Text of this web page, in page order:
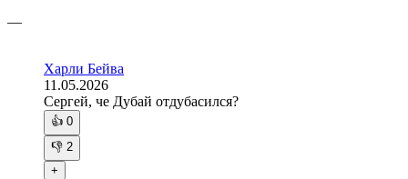
—
Харли Бейва
11.05.2026
Сергей, че Дубай отдубасился?
👍 0
👎 2
+